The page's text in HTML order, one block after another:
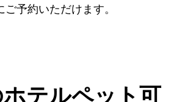
予約いただけます。
テルペット可